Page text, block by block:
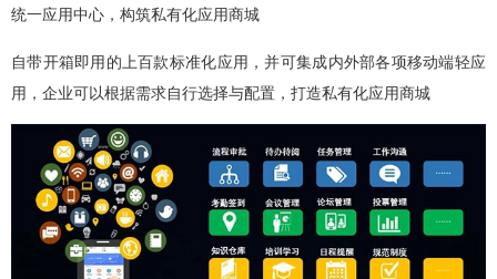
统一应用中心，构筑私有化应用商城
自带开箱即用的上百款标准化应用，并可集成内外部各项移动端轻应
用，企业可以根据需求自行选择与配置，打造私有化应用商城